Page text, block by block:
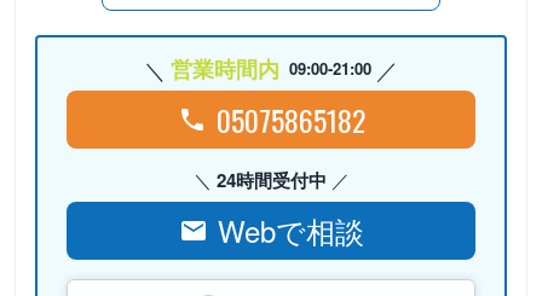
営業時間内 09:00-21:00
05075865182
24時間受付中
Webで相談